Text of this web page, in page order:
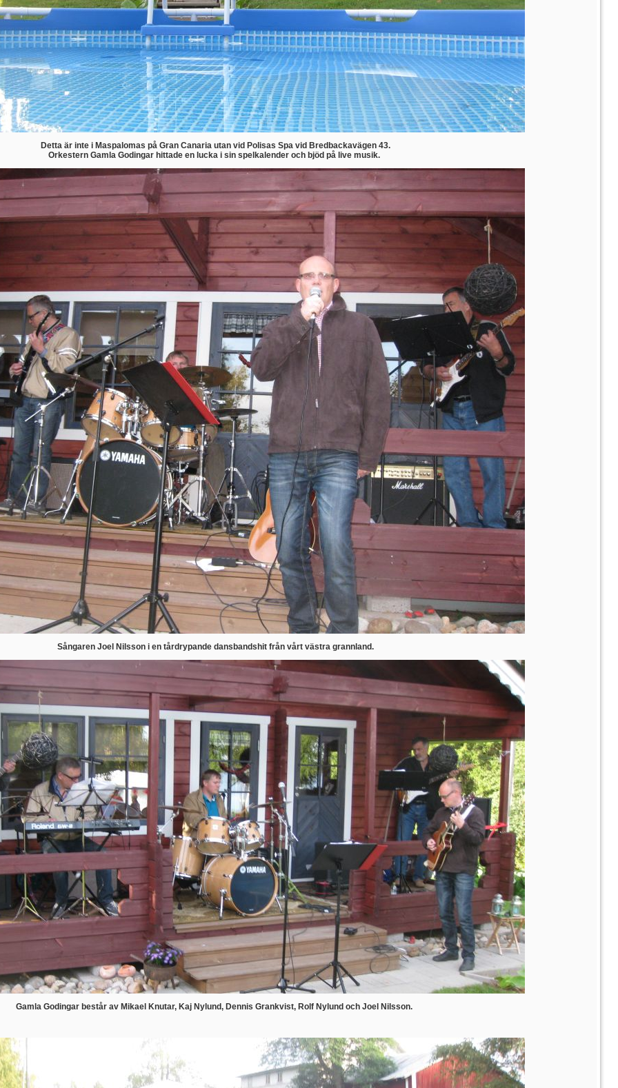
Detta är inte i Maspalomas på Gran Canaria utan vid Polisas Spa vid Bredbackavägen 43.
Orkestern Gamla Godingar hittade en lucka i sin spelkalender och bjöd på live musik.
Sångaren Joel Nilsson i en tårdrypande dansbandshit från vårt västra grannland.
Gamla Godingar består av Mikael Knutar, Kaj Nylund, Dennis Grankvist, Rolf Nylund och Joel Nilsson.